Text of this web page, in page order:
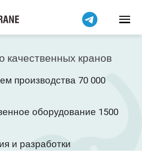
качественных кранов
производства 70 000
оборудование 1500
и разработки